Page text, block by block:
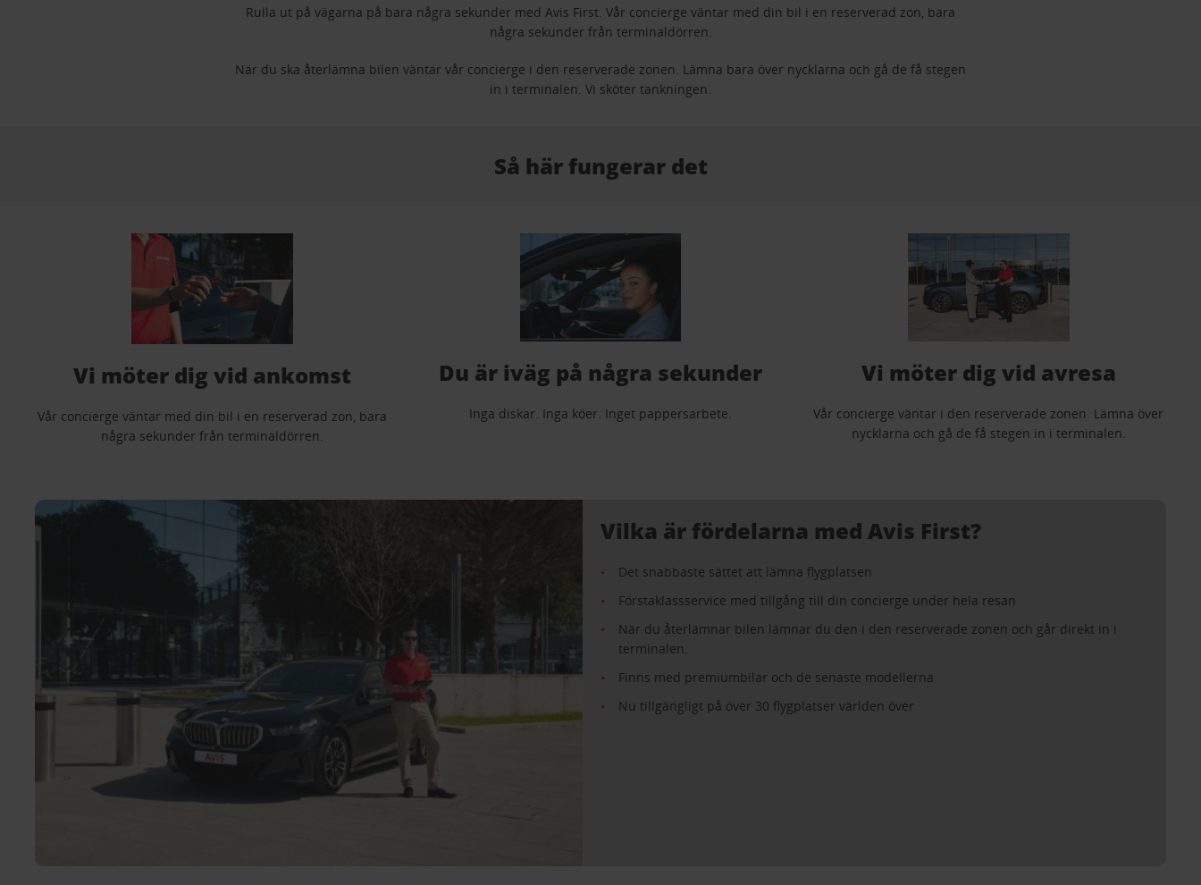
Rulla ut på vägarna på bara några sekunder med Avis First. Vår concierge väntar med din bil i en reserverad zon, bara
några sekunder från terminaldörren.
När du ska återlämna bilen väntar vår concierge i den reserverade zonen. Lämna bara över nycklarna och gå de få stegen
in i terminalen. Vi sköter tankningen.
Så här fungerar det
Vi möter dig vid ankomst
Vår concierge väntar med din bil i en reserverad zon, bara
några sekunder från terminaldörren.
Du är iväg på några sekunder
Inga diskar. Inga köer. Inget pappersarbete.
Vi möter dig vid avresa
Vår concierge väntar i den reserverade zonen. Lämna över
nycklarna och gå de få stegen in i terminalen.
Vilka är fördelarna med Avis First?
Det snabbaste sättet att lämna flygplatsen
Förstaklassservice med tillgång till din concierge under hela resan
När du återlämnar bilen lämnar du den i den reserverade zonen och går direkt in i
terminalen.
Finns med premiumbilar och de senaste modellerna
Nu tillgängligt på över 30 flygplatser världen över